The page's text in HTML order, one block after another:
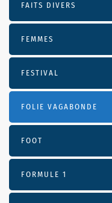
FAITS DIVERS
FEMMES
FESTIVAL
FOLIE VAGABONDE
FOOT
FORMULE 1